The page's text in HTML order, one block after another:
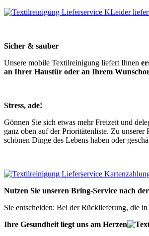
Sicher & sauber
Unsere mobile Textilreinigung liefert Ihnen
an Ihrer Haustür oder an Ihrem
Stress, ade!
Gönnen Sie sich etwas mehr Freizeit und
ganz oben auf der Prioritätenliste. Zu
schönen Dinge des Lebens haben oder
Nutzen Sie unseren Bring-Service nach
Sie entscheiden: Bei der Rücklieferung, die in
Ihre Gesundheit liegt uns am Herzen